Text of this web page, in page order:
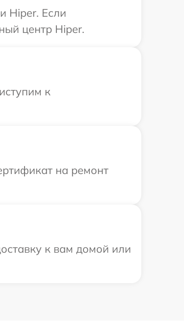
Hiper. Если
центр Hiper.
к
на ремонт
к вам домой или